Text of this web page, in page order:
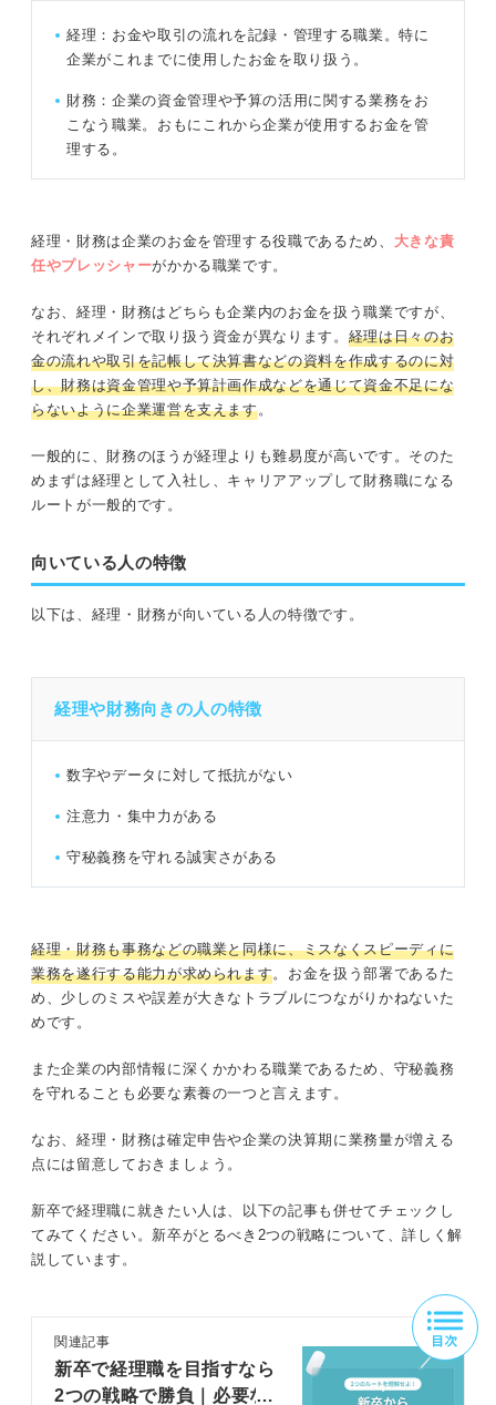
経理：お金や取引の流れを記録・管理する職業。特に
企業がこれまでに使用したお金を取り扱う。
財務：企業の資金管理や予算の活用に関する業務をお
こなう職業。おもにこれから企業が使用するお金を管
理する。
経理・財務は企業のお金を管理する役職であるため、 大きな責
任やプレッシャーがかかる職業です。
なお、経理・財務はどちらも企業内のお金を扱う職業ですが、
それぞれメインで取り扱う資金が異なります。 経理は日々のお
金の流れや取引を記帳して決算書などの資料を作成するのに対
し、財務は資金管理や予算計画作成などを通じて資金不足にな
らないように企業運営を支えます。
一般的に、財務のほうが経理よりも難易度が高いです。そのた
めまずは経理として入社し、キャリアアップして財務職になる
ルートが一般的です。
向いている人の特徴
以下は、経理・財務が向いている人の特徴です。
経理や財務向きの人の特徴
数字やデータに対して抵抗がない
注意力・集中力がある
守秘義務を守れる誠実さがある
経理・財務も事務などの職業と同様に、ミスなくスピーディに
業務を遂行する能力が求められます。お金を扱う部署であるた
め、少しのミスや誤差が大きなトラブルにつながりかねないた
めです。
また企業の内部情報に深くかかわる職業であるため、守秘義務
を守れることも必要な素養の一つと言えます。
なお、経理・財務は確定申告や企業の決算期に業務量が増える
点には留意しておきましょう。
新卒で経理職に就きたい人は、以下の記事も併せてチェックし
てみてください。新卒がとるべき2つの戦略について、詳しく解
説しています。
関連記事
新卒で経理職を目指すなら
2つの戦略で勝負｜必要な